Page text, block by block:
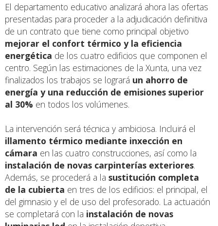
El departamento educativo analizará ahora las ofertas
presentadas para proceder a la adjudicación definitiva
de un contrato que tiene como principal objetivo
mejorar el confort térmico y la eficiencia
energética de los cuatro edificios que componen el
centro. Según las estimaciones de la Xunta, una vez
finalizados los trabajos se logrará un ahorro de
energía y una reducción de emisiones superior
al 30% en todos los volúmenes.
La intervención será técnica y ambiciosa. Incluirá el
illamento térmico mediante inxección en
cámara en las cuatro construcciones, así como la
instalación de novas carpinterías exteriores.
Además, se procederá a la sustitución completa
de la cubierta en tres de los edificios: el principal, el
del gimnasio y el de uso del profesorado. La actuación
se completará con la instalación de novas